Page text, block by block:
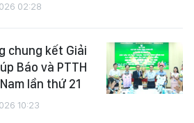
02:28
chung kết Giải
Báo và PTTH
lần thứ 21
10:23